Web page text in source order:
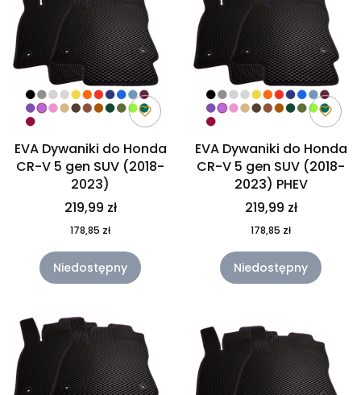
EVA Dywaniki do Honda
CR-V 5 gen SUV (2018-
2023)
219,99 zł
178,85 zł
Niedostępny
EVA Dywaniki do Honda
CR-V 5 gen SUV (2018-
2023) PHEV
219,99 zł
178,85 zł
Niedostępny